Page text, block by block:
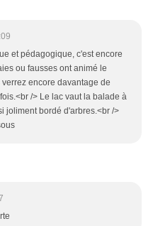
et pédagogique, c'est encore
ou fausses ont animé le
encore davantage de
/> Le lac vaut la balade à
joliment bordé d'arbres.<br />